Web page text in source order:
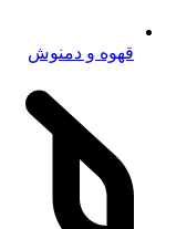
قهوه و دمنوش